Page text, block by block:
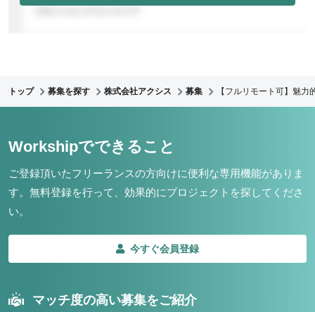
トップ 募集を探す 株式会社アクシス 募集 【フルリモート可】魅
Workshipでできること
ご登録頂いたフリーランスの方向けに便利な専用機能がありま
す。 無料登録を行って、効果的にプロジェクトを探してくださ
い。
今すぐ会員登録
マッチ度の高い募集をご紹介